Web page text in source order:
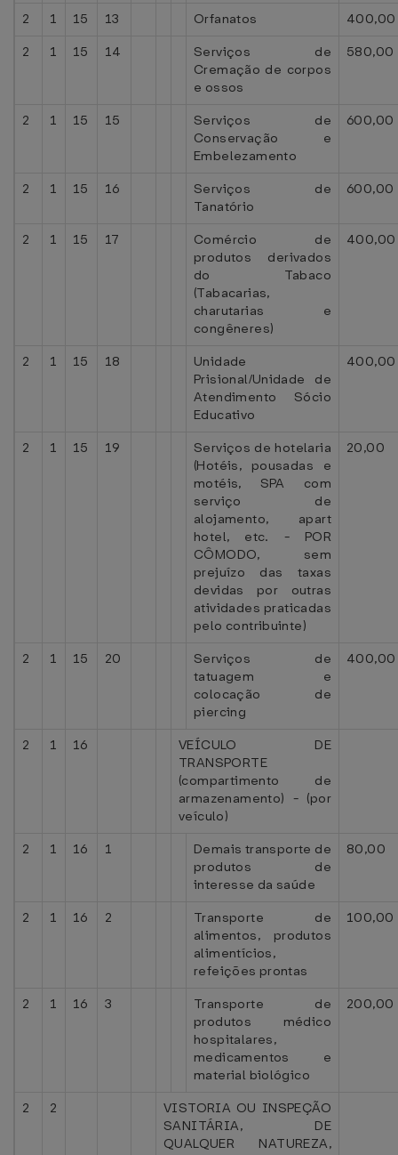
2 1 15 13 Orfanatos
400,00
2
1 15 14
Serviços de
Cremação de corpos
e ossos
580,00
2 1 15 15
Serviços de
Conservação e
Embelezamento
600,00
2 1 15 16
Serviços de
Tanatório
600,00
2 1 15 17
Comércio de
produtos derivados
do Tabaco
(Tabacarias,
charutarias e
congêneres)
400,00
2 1 15 18
Unidade
Prisional/Unidade de
Atendimento Sócio
Educativo
400,00
2 1 15 19
Serviços de hotelaria
(Hotéis, pousadas e
motéis, SPA com
serviço de
alojamento, apart
hotel, etc. - POR
CÔMODO, sem
prejuízo das taxas
devidas por outras
atividades praticadas
pelo contribuinte)
20,00
2 1 15 20
Serviços de
tatuagem e
colocação de
piercing
400,00
2 1 16
VEÍCULO DE
TRANSPORTE
(compartimento de
armazenamento) - (por
veículo)
2
1 16 1
Demais transporte de
produtos de
interesse da saúde
80,00
2 1 16 2
Transporte de
alimentos, produtos
alimentícios,
refeições prontas
100,00
2 1 16 3
Transporte de
produtos médico
hospitalares,
medicamentos e
material biológico
200,00
2 2
VISTORIA OU INSPEÇÃO
SANITÁRIA, DE
QUALQUER NATUREZA,